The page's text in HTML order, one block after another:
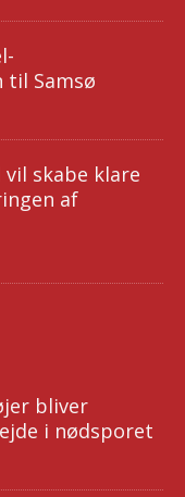
til Samsø
skabe klare
af
bliver
i nødsporet